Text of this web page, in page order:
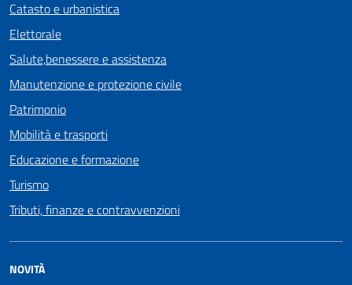
Catasto e urbanistica
Elettorale
Salute,benessere e assistenza
Manutenzione e protezione civile
Patrimonio
Mobilità e trasporti
Educazione e formazione
Turismo
Tributi, finanze e contravvenzioni
NOVITÀ